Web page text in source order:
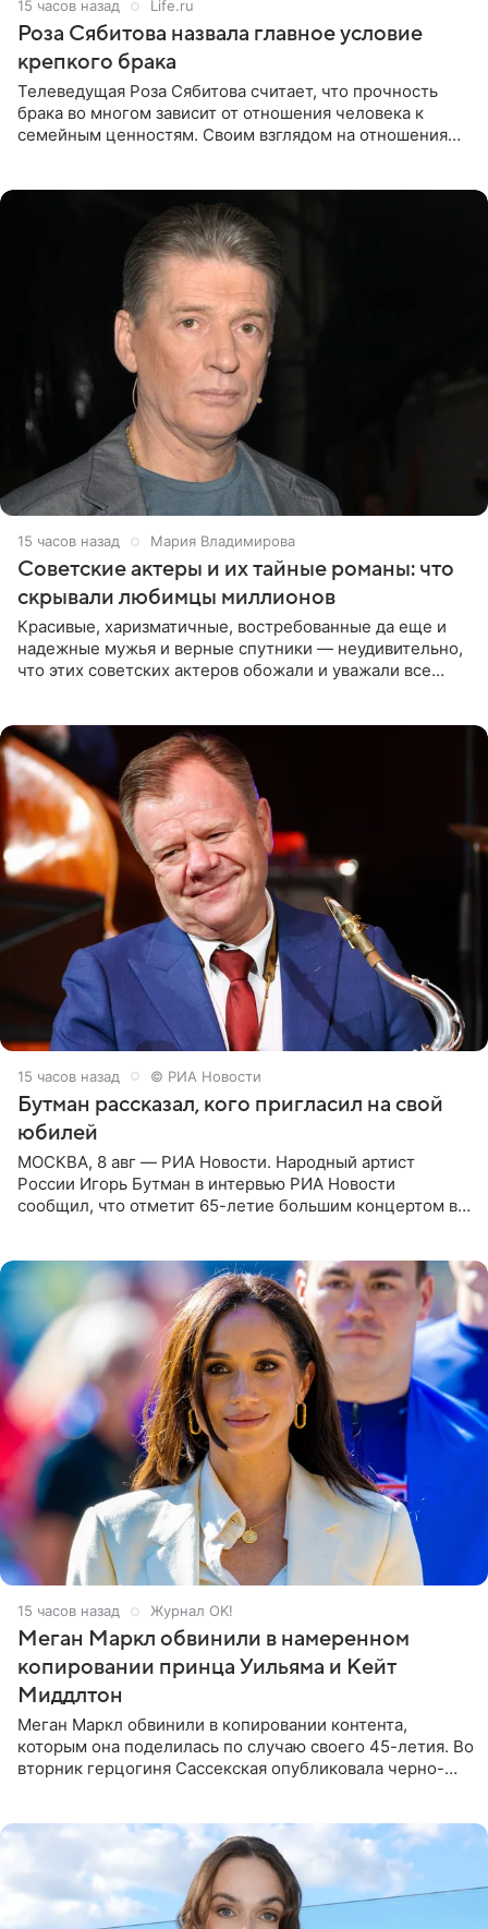
15 часов назад Life.ru
Роза Сябитова назвала главное условие
крепкого брака
Телеведущая Роза Сябитова считает, что прочность
брака во многом зависит от отношения человека к
семейным ценностям. Своим взглядом на отношения
15 часов назад Мария Владимирова
Советские актеры и их тайные романы: что
скрывали любимцы миллионов
Красивые, харизматичные, востребованные да еще и
надежные мужья и верные спутники — неудивительно,
что этих советских актеров обожали и уважали все
15 часов назад © РИА Новости
Бутман рассказал, кого пригласил на свой
юбилей
МОСКВА, 8 авг — РИА Новости. Народный артист
России Игорь Бутман в интервью РИА Новости
сообщил, что отметит 65-летие большим концертом в
15 часов назад Журнал OK!
Меган Маркл обвинили в намеренном
копировании принца Уильяма и Кейт
Миддлтон
Меган Маркл обвинили в копировании контента,
которым она поделилась по случаю своего 45-летия. Во
вторник герцогиня Сассекская опубликовала черно-